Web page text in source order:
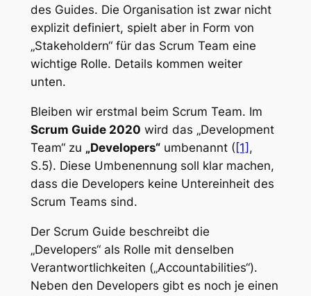
des Guides. Die Organisation ist zwar nicht
explizit definiert, spielt aber in Form von
„Stakeholdern“ für das Scrum Team eine
wichtige Rolle. Details kommen weiter
unten.
Bleiben wir erstmal beim Scrum Team. Im
Scrum Guide 2020 wird das „Development
Team“ zu „Developers“umbenannt ([1] ,
S.5). Diese Umbenennung soll klar machen,
dass die Developers keine Untereinheit des
Scrum Teams sind.
Der Scrum Guide beschreibt die
„Developers“ als Rolle mit denselben
Verantwortlichkeiten („Accountabilities“).
Neben den Developers gibt es noch je einen